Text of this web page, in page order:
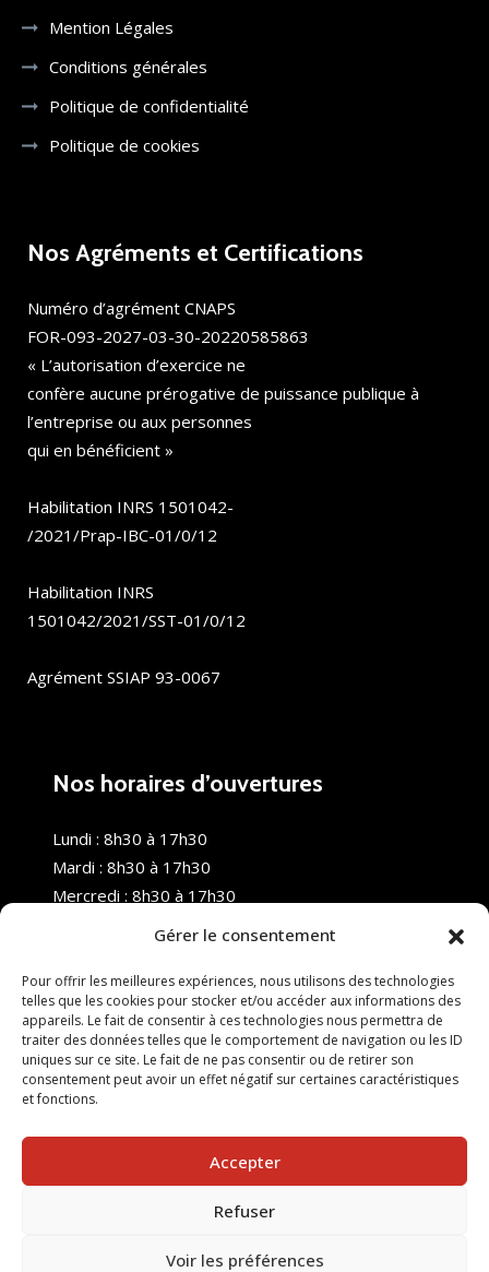
Gérer le consentement
Pour offrir les meilleures expériences, nous utilisons des technologies
telles que les cookies pour stocker et/ou accéder aux informations des
appareils. Le fait de consentir à ces technologies nous permettra de
traiter des données telles que le comportement de navigation ou les ID
uniques sur ce site. Le fait de ne pas consentir ou de retirer son
consentement peut avoir un effet négatif sur certaines caractéristiques
et fonctions.
Accepter
Refuser
Voir les préférences
Mention Légales
Conditions générales
Politique de confidentialité
Politique de cookies
Nos Agréments et Certifications
Numéro d’agrément CNAPS
FOR-093-2027-03-30-20220585863
« L’autorisation d’exercice ne
confère aucune prérogative de puissance publique à
l’entreprise ou aux personnes
qui en bénéficient »
Habilitation INRS 1501042-
/2021/Prap-IBC-01/0/12
Habilitation INRS
1501042/2021/SST-01/0/12
Agrément SSIAP 93-0067
Nos horaires d’ouvertures
Lundi : 8h30 à 17h30
Mardi : 8h30 à 17h30
Mercredi : 8h30 à 17h30
Samedi : Fermé
Dimanche : Fermé
© 2025 Nouvel R Formation - TOUS DROITS RÉSERVÉS -
SITE RÉALISÉ PAR :INGÉNIERIE TECH